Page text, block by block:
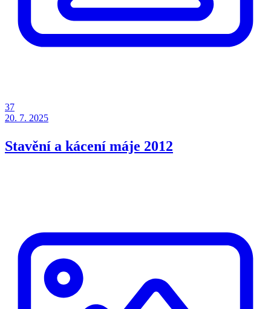
37
20. 7. 2025
Stavění a kácení máje 2012